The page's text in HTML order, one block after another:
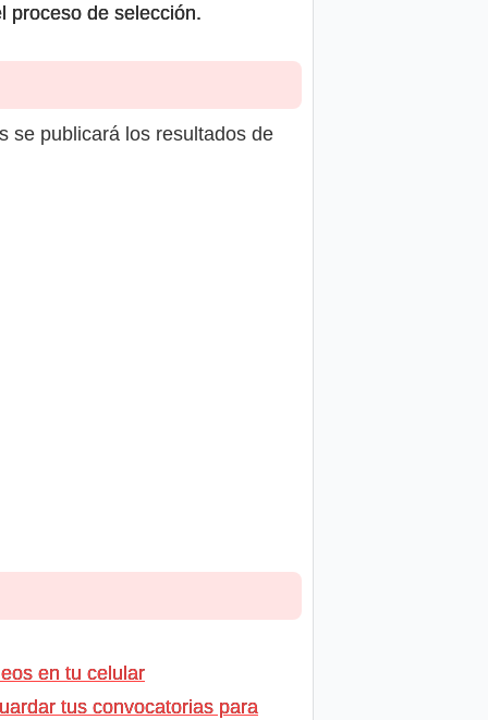
proceso de selección.
se publicará los resultados de
en tu celular
tus convocatorias para